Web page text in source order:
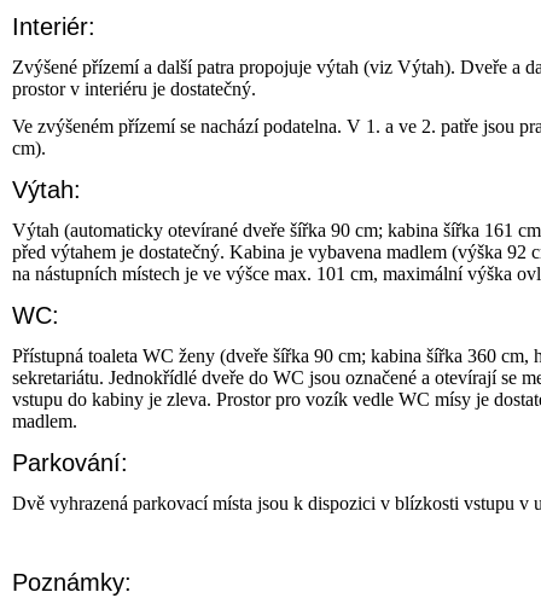
Interiér:
Zvýšené přízemí a další patra propojuje výtah (viz Výtah). Dveře a
prostor v interiéru je dostatečný.
Ve zvýšeném přízemí se nachází podatelna. V 1. a ve 2. patře jsou
cm).
Výtah:
Výtah (automaticky otevírané dveře šířka 90 cm; kabina šířka 161
před výtahem je dostatečný. Kabina je vybavena madlem (výška 92
na nástupních místech je ve výšce max. 101 cm, maximální výška
WC:
Přístupná toaleta WC ženy (dveře šířka 90 cm; kabina šířka 360
sekretariátu. Jednokřídlé dveře do WC jsou označené a otevírají se
vstupu do kabiny je zleva. Prostor pro vozík vedle WC mísy je
madlem.
Parkování:
Dvě vyhrazená parkovací místa jsou k dispozici v blízkosti vstupu v
Poznámky: